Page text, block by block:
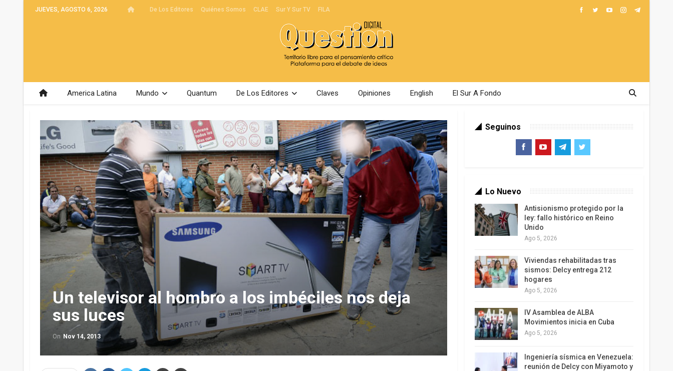
JUEVES, AGOSTO 6, 2026 De Los Editores Quiénes Somos CLAE Sur Y Sur TV FILA
America Latina Mundo Quantum De Los Editores Claves Opiniones English El Sur A Fondo
Un televisor al hombro a los imbéciles nos deja
sus luces
On Nov 14, 2013
Seguinos
Lo Nuevo
Antisionismo protegido por la
ley: fallo histórico en Reino
Unido
Ago 5, 2026
Viviendas rehabilitadas tras
sismos: Delcy entrega 212
hogares
Ago 5, 2026
IV Asamblea de ALBA
Movimientos inicia en Cuba
Ago 5, 2026
Ingeniería sísmica en Venezuela:
reunión de Delcy con Miyamoto y